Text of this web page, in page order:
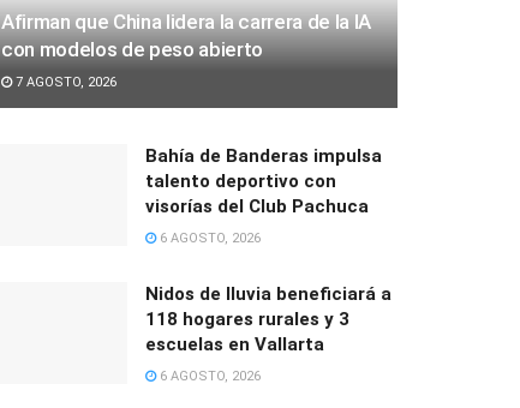
Afirman que China lidera la carrera de la IA
con modelos de peso abierto
7 AGOSTO, 2026
Bahía de Banderas impulsa
talento deportivo con
visorías del Club Pachuca
6 AGOSTO, 2026
Nidos de lluvia beneficiará a
118 hogares rurales y 3
escuelas en Vallarta
6 AGOSTO, 2026